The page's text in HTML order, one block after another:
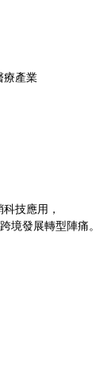
療產業
技應用，
境發展轉型陣痛。